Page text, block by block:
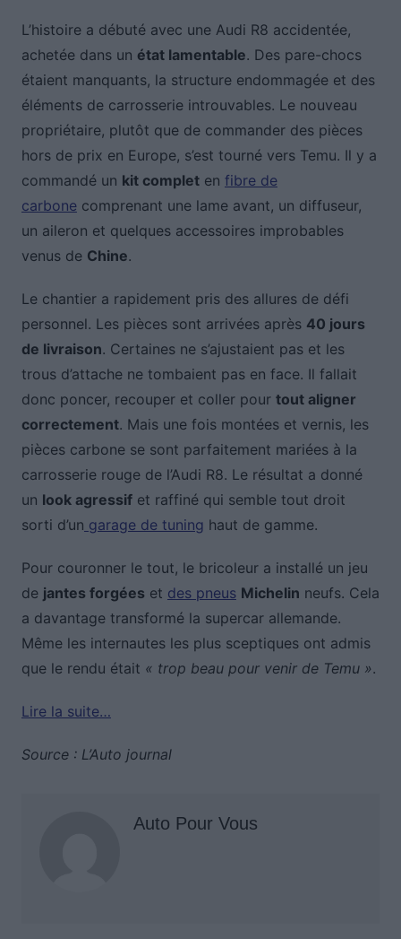
L’histoire a débuté avec une Audi R8 accidentée,
achetée dans un état lamentable. Des pare-chocs
étaient manquants, la structure endommagée et des
éléments de carrosserie introuvables. Le nouveau
propriétaire, plutôt que de commander des pièces
hors de prix en Europe, s’est tourné vers Temu. Il y a
commandé un kit completen fibre de
carbonecomprenant une lame avant, un diffuseur,
un aileron et quelques accessoires improbables
venus de Chine.
Le chantier a rapidement pris des allures de défi
personnel. Les pièces sont arrivées après 40 jours
de livraison. Certaines ne s’ajustaient pas et les
trous d’attache ne tombaient pas en face. Il fallait
donc poncer, recouper et coller pour tout aligner
correctement. Mais une fois montées et vernis, les
pièces carbone se sont parfaitement mariées à la
carrosserie rouge de l’Audi R8. Le résultat a donné
un look agressifet raffiné qui semble tout droit
sorti d’un garage de tuning haut de gamme.
Pour couronner le tout, le bricoleur a installé un jeu
de jantes forgées et des pneus Michelin neufs. Cela
a davantage transformé la supercar allemande.
Même les internautes les plus sceptiques ont admis
que le rendu était « trop beau pour venir de Temu ».
Lire la suite…
Source : L’Auto journal
Auto Pour Vous